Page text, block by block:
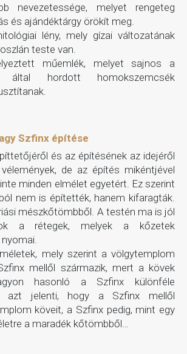
nevezetessége, melyet rengeteg
és ajándéktárgy örökít meg.
lény, mely gízai változatának
teste van.
műemlék, melyet sajnos a
hordott homokszemcsék
Szfinx építése
és az építésének az idejéről
de az építés mikéntjével
minden elmélet egyetért. Ez szerint
nem is építették, hanem kifaragták.
mészkőtömbből. A testén ma is jól
a rétegek, melyek a kőzetek
mely szerint a völgytemplom
mellől származik, mert a kövek
hasonló a Szfinx különféle
azt jelenti, hogy a Szfinx mellől
köveit, a Szfinx pedig, mint egy
a maradék kőtömbből…